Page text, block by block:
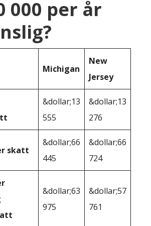
000 per år
Michigan
New
Jersey
&dollar;13
555
&dollar;13
276
skatt
&dollar;66
445
&dollar;66
724
&dollar;63
975
&dollar;57
761